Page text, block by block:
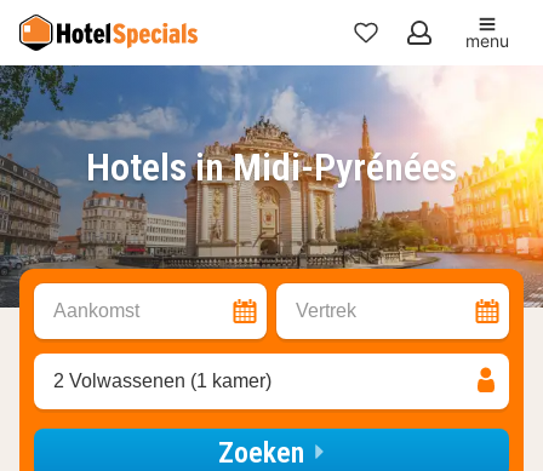
Mijn
favorieten
menu
Hotels in Midi-Pyrénées
Aankomst Vertrek
2 Volwassenen (1 kamer)
Zoeken